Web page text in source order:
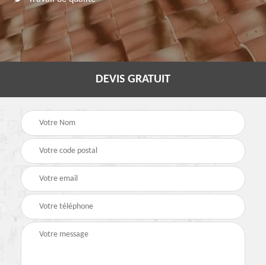
DEVIS GRATUIT